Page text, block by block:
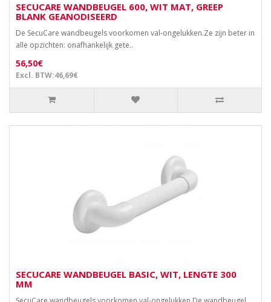
SECUCARE WANDBEUGEL 600, WIT MAT, GREEP
BLANK GEANODISEERD
De SecuCare wandbeugels voorkomen val-ongelukken.Ze zijn beter in
alle opzichten: onafhankelijk gete..
56,50€
Excl. BTW:46,69€
SECUCARE WANDBEUGEL BASIC, WIT, LENGTE 300
MM